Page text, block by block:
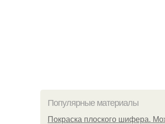
Популярные материалы
Покраска плоского шифера.